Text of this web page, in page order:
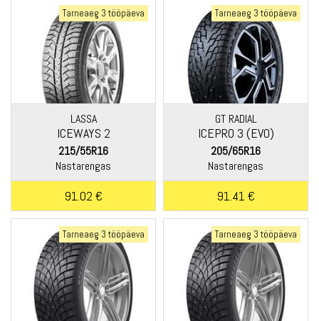
Tarneaeg 3 tööpäeva
LASSA
ICEWAYS 2
215/55R16
Nastarengas
91.02 €
Tarneaeg 3 tööpäeva
GT RADIAL
ICEPRO 3 (EVO)
205/65R16
Nastarengas
91.41 €
Tarneaeg 3 tööpäeva Tarneaeg 3 tööpäeva